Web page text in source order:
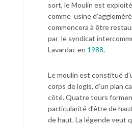
sort, le Moulin est
comme usine
commencera à être
par le syndicat
Lavardac en 1988.
Le moulin est constitué
corps de logis, d’un plan
côté. Quatre tours
particularité d’être de
de haut. La légende veut